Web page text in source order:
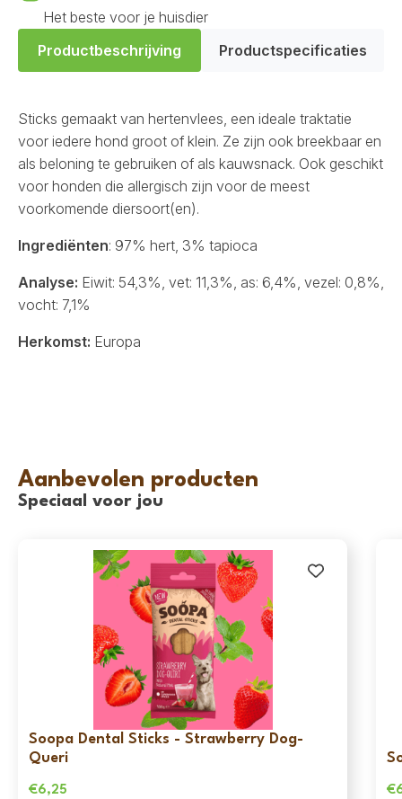
Het beste voor je huisdier
Productbeschrijving
Productspecificaties
Sticks gemaakt van hertenvlees, een ideale traktatie
voor iedere hond groot of klein. Ze zijn ook breekbaar en
als beloning te gebruiken of als kauwsnack. Ook geschikt
voor honden die allergisch zijn voor de meest
voorkomende diersoort(en).
Ingrediënten: 97% hert, 3% tapioca
Analyse: Eiwit: 54,3%, vet: 11,3%, as: 6,4%, vezel: 0,8%,
vocht: 7,1%
Herkomst: Europa
Aanbevolen producten
Speciaal voor jou
Soopa Dental Sticks - Strawberry Dog-
Queri
€6,25 €